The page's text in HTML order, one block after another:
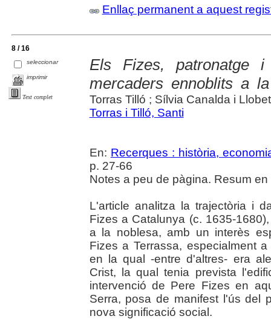
Enllaç permanent a aquest
8 / 16
seleccionar
imprimir
Text complet
Els Fizes, patronatge
mercaders ennoblits a
Torras Tilló ; Sílvia Canalda i Llobet
Torras i Tilló, Santi
En: Recerques : història,
p. 27-66
Notes a peu de pàgina. Resum
L'article analitza la trajectòria i
Fizes a Catalunya (c. 1635-
a la noblesa, amb un interès
Fizes a Terrassa, especialment
en la qual -entre d'altres- era
Crist, la qual tenia prevista
intervenció de Pere Fizes en
Serra, posa de manifest l'ús del
nova significació social.